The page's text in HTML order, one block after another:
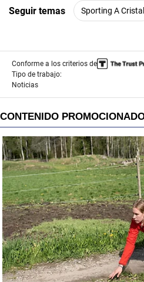
Seguir temas Sporting A Cristal
Conforme a los criterios de
Tipo de trabajo:
Noticias